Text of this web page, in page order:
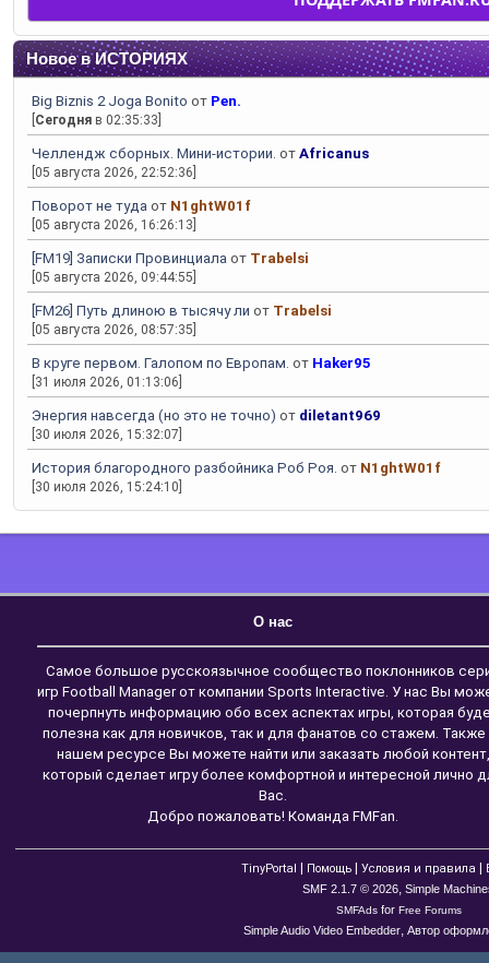
Новое в ИСТОРИЯХ
Big Biznis 2 Joga Bonito от Pen.
Сегодня в 02:35:33]
Челлендж сборных. Мини-истории. от Africanus
[05 августа 2026, 22:52:36]
Поворот не туда от N1ghtW01f
[05 августа 2026, 16:26:13]
[FM19] Записки Провинциала от Trabelsi
[05 августа 2026, 09:44:55]
[FM26] Путь длиною в тысячу ли от Trabelsi
[05 августа 2026, 08:57:35]
В круге первом. Галопом по Европам. от Haker95
[31 июля 2026, 01:13:06]
Энергия навсегда (но это не точно) от diletant969
[30 июля 2026, 15:32:07]
История благородного разбойника Роб Роя. от N1ghtW01f
[30 июля 2026, 15:24:10]
О нас
Самое большое русскоязычное сообщество поклонников
игр Football Manager от компании Sports Interactive. У нас Вы
почерпнуть информацию обо всех аспектах игры, которая
полезна как для новичков, так и для фанатов со стажем. Также
нашем ресурсе Вы можете найти или заказать любой контент,
который сделает игру более комфортной и интересной лично
Вас.
Добро пожаловать! Команда FMFan.
TinyPortal Помощь Условия и правила
SMF 2.1.7 © 2026, Simple
SMFAdsfor Free Forums
Simple Audio Video Embedder, Автор